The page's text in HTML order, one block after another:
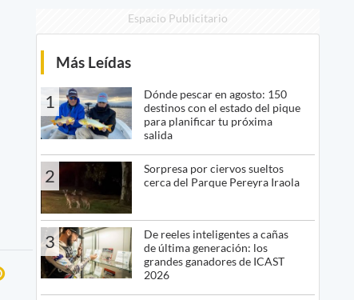
Espacio Publicitario
Más Leídas
1
Dónde pescar en agosto: 150
destinos con el estado del pique
para planificar tu próxima
salida
2
Sorpresa por ciervos sueltos
cerca del Parque Pereyra Iraola
3
De reeles inteligentes a cañas
de última generación: los
grandes ganadores de ICAST
2026